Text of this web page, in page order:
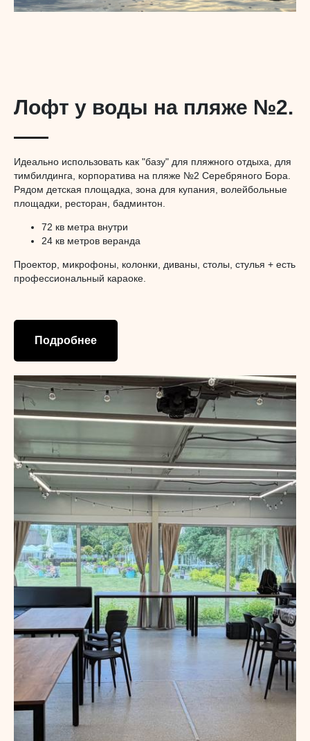
Лофт у воды на пляже №2.
Идеально использовать как "базу" для пляжного отдыха, для
тимбилдинга, корпоратива на пляже №2 Серебряного Бора.
Рядом детская площадка, зона для купания, волейбольные
площадки, ресторан, бадминтон.
72 кв метра внутри
24 кв метров веранда
Проектор, микрофоны, колонки, диваны, столы, стулья + есть
профессиональный караоке.
Подробнее